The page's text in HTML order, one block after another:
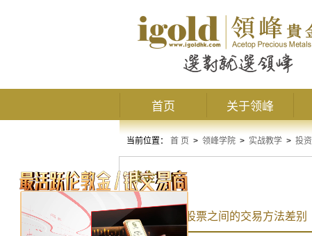
首页 关于领峰
当前位置： 首 页 > 领峰学院 > 实战教学 > 投
黄金T+D
黄金T+D与股票之间的交易方法差别